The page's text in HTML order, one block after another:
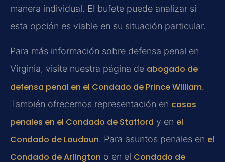
manera individual. El bufete puede analizar si
esta opción es viable en su situación particular.
Para más información sobre defensa penal en
Virginia, visite nuestra página de abogado de
defensa penal en el Condado de Prince William.
También ofrecemos representación en casos
penales en el Condado de Stafford y en el
Condado de Loudoun. Para asuntos penales en el
Condado de Arlington o en el Condado de